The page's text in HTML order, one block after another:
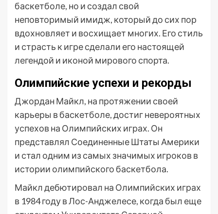
баскетболе, но и создал свой
неповторимый имидж, который до сих пор
вдохновляет и восхищает многих. Его стиль
и страсть к игре сделали его настоящей
легендой и иконой мирового спорта.
Олимпийские успехи и рекорды
Джордан Майкл, на протяжении своей
карьеры в баскетболе, достиг невероятных
успехов на Олимпийских играх. Он
представлял Соединенные Штаты Америки
и стал одним из самых значимых игроков в
истории олимпийского баскетбола.
Майкл дебютировал на Олимпийских играх
в 1984 году в Лос-Анджелесе, когда был еще